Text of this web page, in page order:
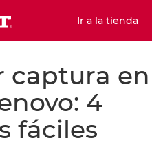
Ir a la tienda
captura en
4
fáciles